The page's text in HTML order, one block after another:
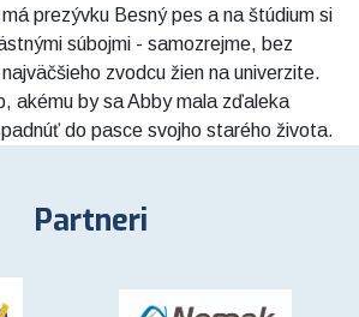
prezývku Besný pes a na štúdium si
súbojmi - samozrejme, bez
zvodcu žien na univerzite.
akému by sa Abby mala zďaleka
do pasce svojho starého života.
Partneri